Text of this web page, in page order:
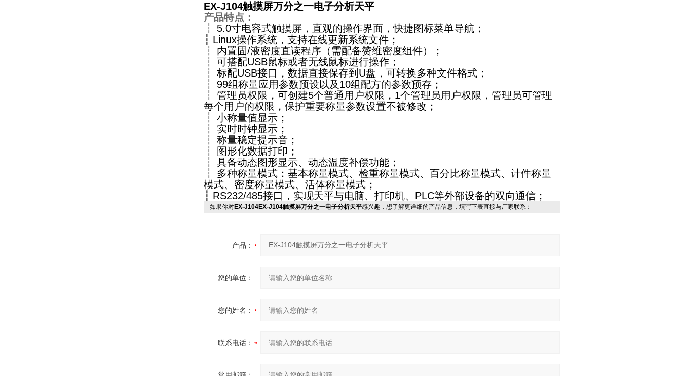
EX-J104触摸屏万分之一电子分析天平
产品特点：
┇
5.0寸电容式触摸屏，直观的操作界面，快捷图标菜单导航；
┇ Linux操作系统，支持在线更新系统文件；
┇
内置固/液密度直读程序（需配备赞维密度组件）；
┇
可搭配USB鼠标或者无线鼠标进行操作；
┇
标配USB接口，数据直接保存到U盘，可转换多种文件格式；
┇
99组称量应用参数预设以及10组配方的参数预存；
┇
管理员权限，可创建5个普通用户权限，1个管理员用户权限，管理员可管理
每个用户的权限，保护重要称量参数设置不被修改；
┇
小称量值显示；
┇
实时时钟显示；
┇
称量稳定提示音；
┇
图形化数据打印；
┇
具备动态图形显示、动态温度补偿功能；
┇
多种称量模式：基本称量模式、检重称量模式、百分比称量模式、计件称量
模式、密度称量模式、活体称量模式；
┇ RS232/485接口，实现天平与电脑、打印机、PLC等外部设备的双向通信；
如果你对EX-J104EX-J104触摸屏万分之一电子分析天平感兴趣，想了解更详细的产品信息，填写下表直接与厂家联系：
产品：
您的单位：
您的姓名：
联系电话：